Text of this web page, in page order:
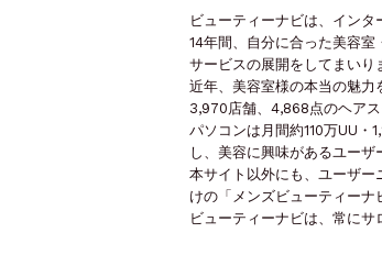
ビューティーナビは、イン
14年間、自分に合った美容
サービスの展開をしてまいり
近年、美容室様の本当の魅力
3,970店舗、4,868点のヘア
パソコンは月間約110万UU
し、美容に興味があるユーザ
本サイト以外にも、ユーザー
けの「メンズビューティーナ
ビューティーナビは、常にサ